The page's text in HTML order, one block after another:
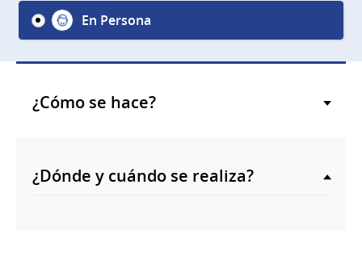
En Persona
¿Cómo se hace?
¿Dónde y cuándo se realiza?